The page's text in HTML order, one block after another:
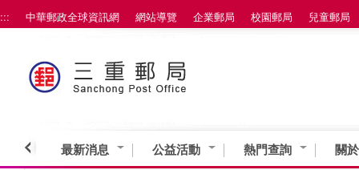
跳到主要內容區塊
::: 中華郵政全球資訊網 網站導覽 企業郵局 校園郵局 兒童郵局
最新消息 公益活動 熱門查詢 關